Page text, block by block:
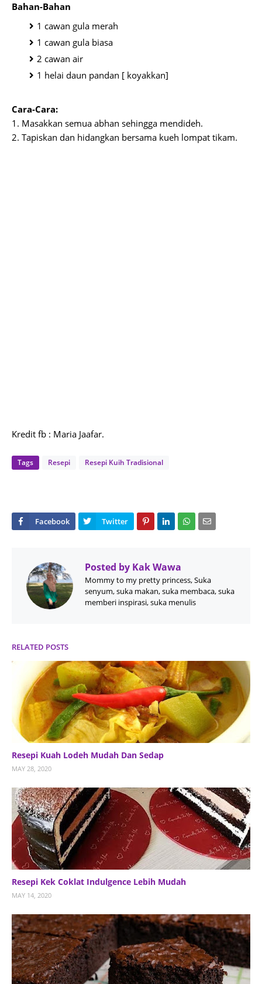
Bahan-Bahan
1 cawan gula merah
1 cawan gula biasa
2 cawan air
1 helai daun pandan [ koyakkan]
Cara-Cara:
1. Masakkan semua abhan sehingga mendideh.
2. Tapiskan dan hidangkan bersama kueh lompat tikam.
Kredit fb : Maria Jaafar.
Tags Resepi Resepi Kuih Tradisional
Posted by Kak Wawa
Mommy to my pretty princess, Suka
senyum, suka makan, suka membaca, suka
memberi inspirasi, suka menulis
RELATED POSTS
Resepi Kuah Lodeh Mudah Dan Sedap
MAY 28, 2020
Resepi Kek Coklat Indulgence Lebih Mudah
MAY 14, 2020